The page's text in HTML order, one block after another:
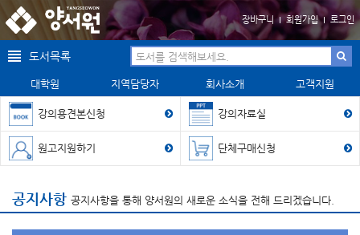
장바구니 회원가입 로그인
도서목록
대학원 지역담당자 회사소개 고객지원
강의용견본신청 강의자료실
원고지원하기 단체구매신청
공지사항 공지사항을 통해 양서원의 새로운 소식을 전해 드리겠습니다.